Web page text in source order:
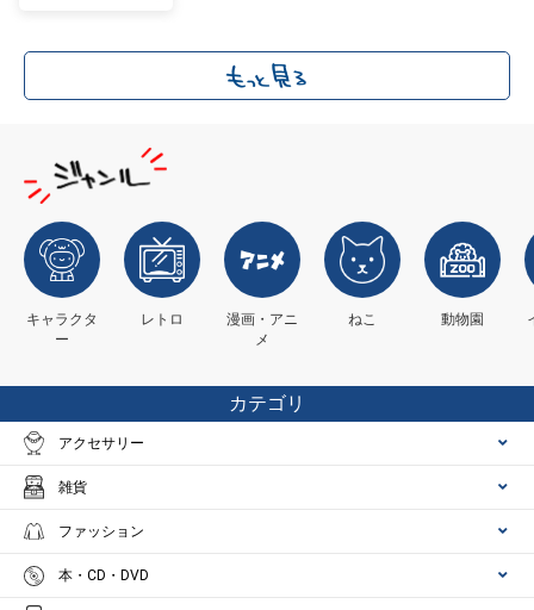
キャラクタ
ー
レトロ
漫画・アニ
メ
ねこ 動物園
カテゴリ
アクセサリー
雑貨
ファッション
本・CD・DVD